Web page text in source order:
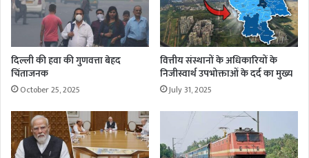
दिल्ली की हवा की गुणवत्ता बेहद
चिंताजनक
October 25, 2025
वित्तीय संस्थानों के अधिकारियों के
निजीस्वार्थ उपभोक्ताओं के दर्द का मुख्य
July 31, 2025